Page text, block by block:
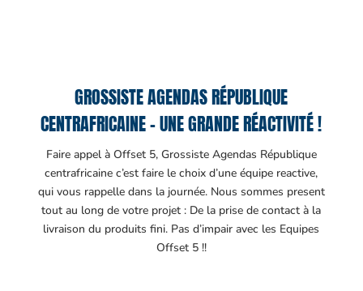
GROSSISTE AGENDAS RÉPUBLIQUE
CENTRAFRICAINE – UNE GRANDE RÉACTIVITÉ !
Faire appel à Offset 5, Grossiste Agendas République
centrafricaine c’est faire le choix d’une équipe reactive,
qui vous rappelle dans la journée. Nous sommes present
tout au long de votre projet : De la prise de contact à la
livraison du produits fini. Pas d’impair avec les Equipes
Offset 5 !!